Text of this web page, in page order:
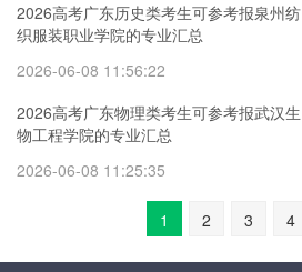
2026高考广东历史类考生可参考报泉州纺
织服装职业学院的专业汇总
2026-06-08 11:56:22
2026高考广东物理类考生可参考报武汉生
物工程学院的专业汇总
2026-06-08 11:25:35
1 2 3 4